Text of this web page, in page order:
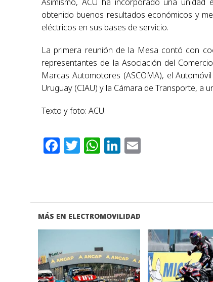
obtenido buenos resultados económicos y
eléctricos en sus bases de servicio.
La primera reunión de la Mesa contó con
representantes de la Asociación del
Marcas Automotores (ASCOMA), el
Uruguay (CIAU) y la Cámara de Transporte, a
Texto y foto: ACU.
Facebook
Twitter
WhatsApp
LinkedIn
MÁS EN ELECTROMOVILIDAD
VER NOTA VER